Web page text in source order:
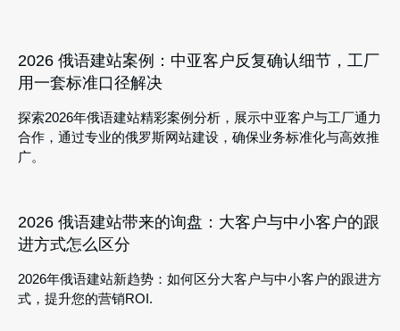
2026 俄语建站案例：中亚客户反复确认细节，工厂
用一套标准口径解决
探索2026年俄语建站精彩案例分析，展示中亚客户与工厂通力
合作，通过专业的俄罗斯网站建设，确保业务标准化与高效推
广。
2026 俄语建站带来的询盘：大客户与中小客户的跟
进方式怎么区分
2026年俄语建站新趋势：如何区分大客户与中小客户的跟进方
式，提升您的营销ROI.